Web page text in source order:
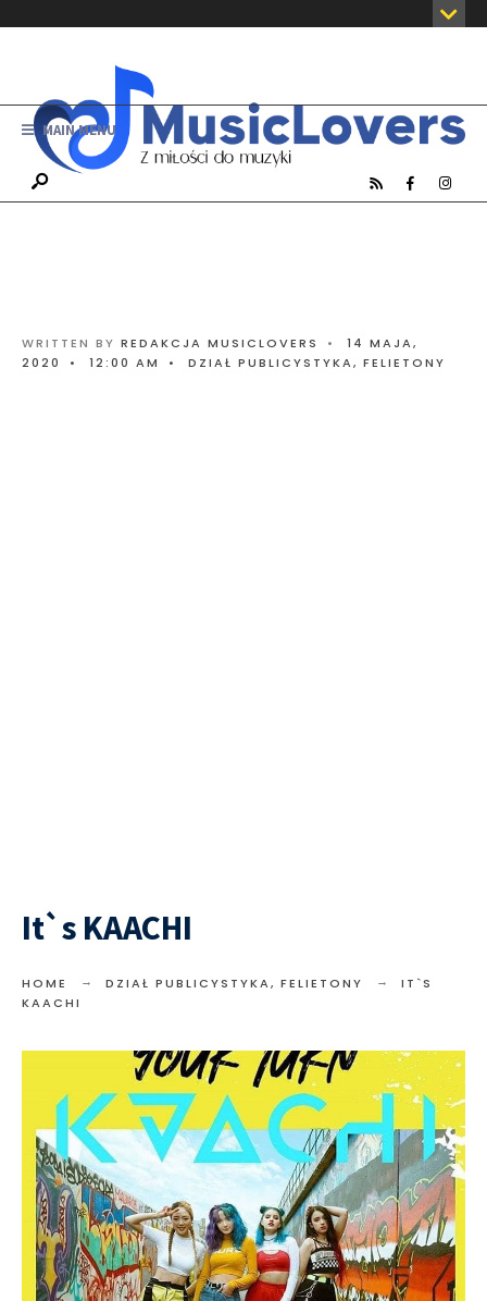
MAIN MENU
WRITTEN BY REDAKCJA MUSICLOVERS •
14 MAJA,
2020
• 12:00 AM • DZIAŁ PUBLICYSTYKA, FELIETONY
It`s KAACHI
HOME DZIAŁ PUBLICYSTYKA, FELIETONY
IT`S
KAACHI